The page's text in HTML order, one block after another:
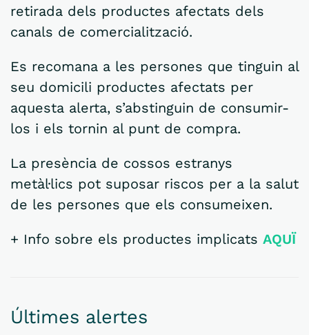
retirada dels productes afectats dels
canals de comercialització.
Es recomana a les persones que tinguin al
seu domicili productes afectats per
aquesta alerta, s’abstinguin de consumir-
los i els tornin al punt de compra.
La presència de cossos estranys
metàl·lics pot suposar riscos per a la salut
de les persones que els consumeixen.
+ Info sobre els productes implicats AQUÏ
Últimes alertes